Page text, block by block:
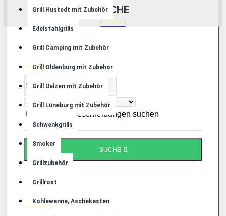
Grill Hustedt mit Zubehör
Edelstahlgrills
Grill Camping mit Zubehör
Grill Oldenburg mit Zubehör
Grill Uelzen mit Zubehör
Grill Lüneburg mit Zubehör
Schwenkgrills
Smoker
Grillzubehör
Grillrost
Kohlewanne, Aschekasten
SUCHE
In Produktbeschreibungen suchen
SUCHE
PRODUKTE WELCHE DEN
SUCHANGABEN ENTSPRECHEN